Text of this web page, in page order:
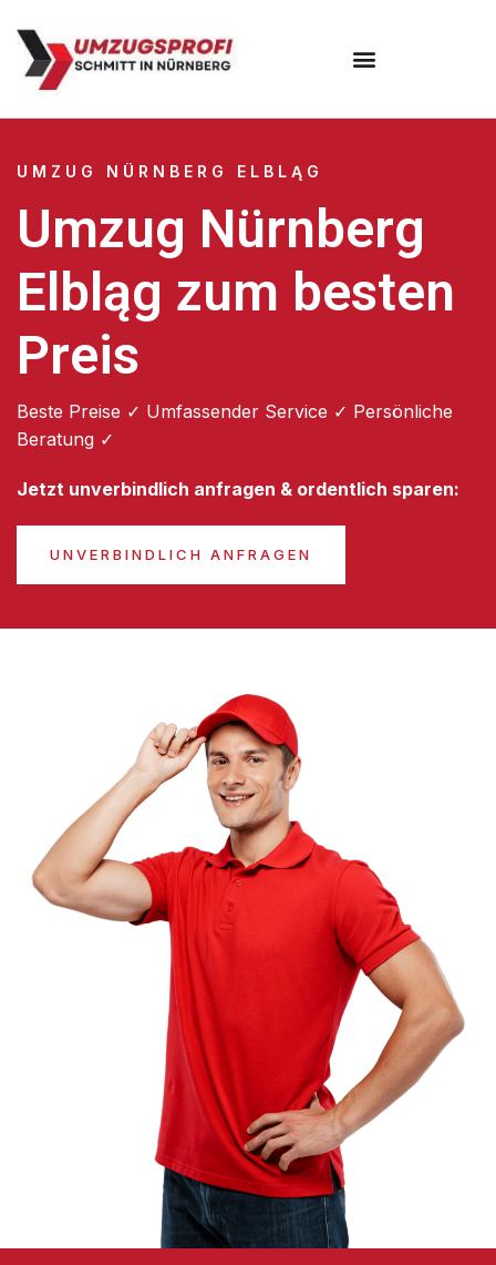
UMZUG NÜRNBERG ELBLĄG
Umzug Nürnberg
Elbląg zum besten
Preis
Beste Preise ✓ Umfassender Service ✓ Persönliche
Beratung ✓
Jetzt unverbindlich anfragen & ordentlich sparen:
UNVERBINDLICH ANFRAGEN